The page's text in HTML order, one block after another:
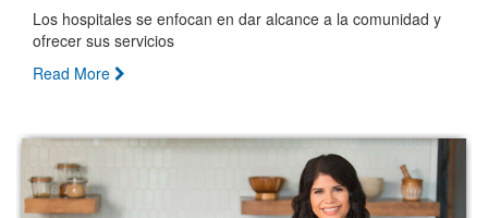
Los hospitales se enfocan en dar alcance a la comunidad y
ofrecer sus servicios
Read More